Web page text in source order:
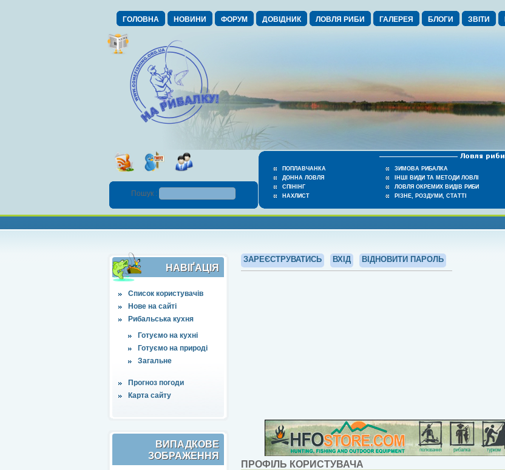
ГОЛОВНА НОВИНИ ФОРУМ ДОВІДНИК ЛОВЛЯ РИБИ ГАЛЕРЕЯ БЛОГИ ЗВІТИ
ПОПЛАВЧАНКА
ДОННА ЛОВЛЯ
СПІНІНГ
НАХЛИСТ
ЗИМОВА РИБАЛКА
ІНШІ ВИДИ ТА МЕТОДИ ЛОВЛІ
ЛОВЛЯ ОКРЕМИХ ВИДІВ РИБИ
РІЗНЕ, РОЗДУМИ, СТАТТІ
Пошук :
НАВІҐАЦІЯ
Список користувачів
Нове на сайті
Рибальська кухня
Готуємо на кухні
Готуємо на природі
Загальне
Прогноз погоди
Карта сайту
ВИПАДКОВЕ
ЗОБРАЖЕННЯ
ЗАРЕЄСТРУВАТИСЬ ВХІД ВІДНОВИТИ ПАРОЛЬ
ПРОФІЛЬ КОРИСТУВАЧА